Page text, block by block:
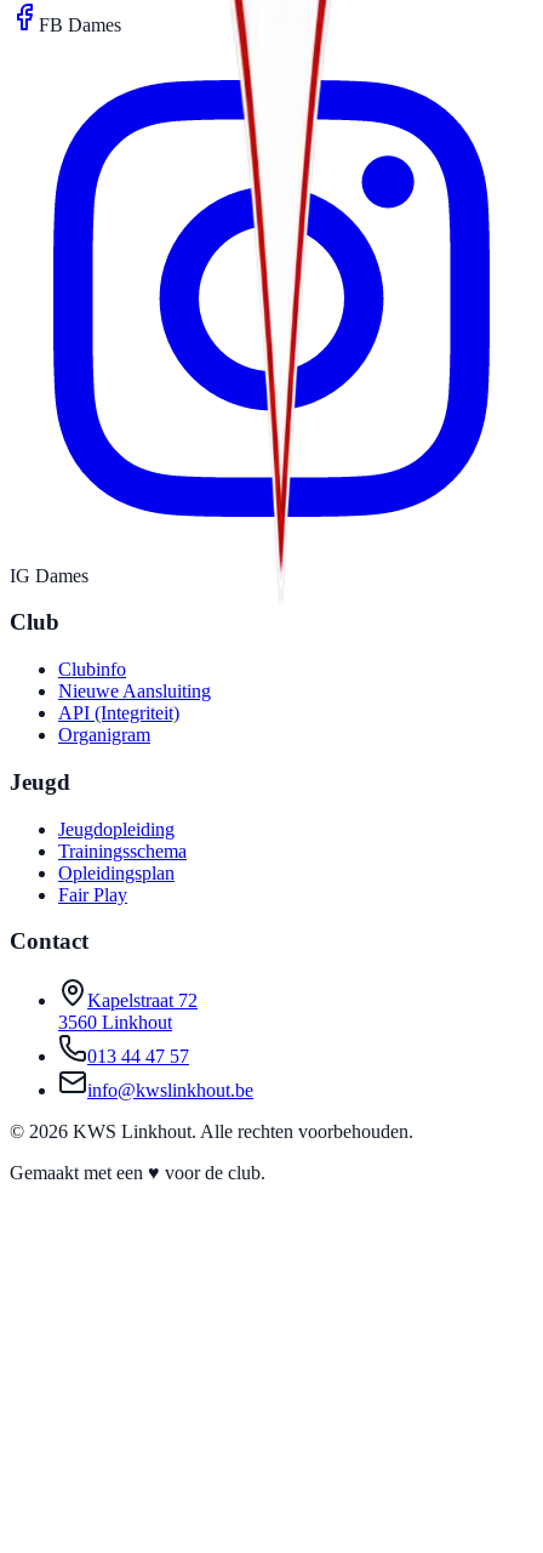
FB Dames
IG Dames
Club
Clubinfo
Nieuwe Aansluiting
API (Integriteit)
Organigram
Jeugd
Jeugdopleiding
Trainingsschema
Opleidingsplan
Fair Play
Contact
Kapelstraat 72
3560 Linkhout
013 44 47 57
info@kwslinkhout.be
© 2026 KWS Linkhout. Alle rechten voorbehouden.
Gemaakt met een ♥ voor de club.